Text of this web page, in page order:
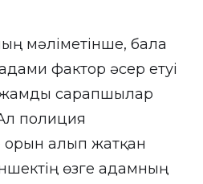
мәліметінше, бала
фактор әсер етуі
сарапшылар
полиция
орын алып жатқан
өзге адамның